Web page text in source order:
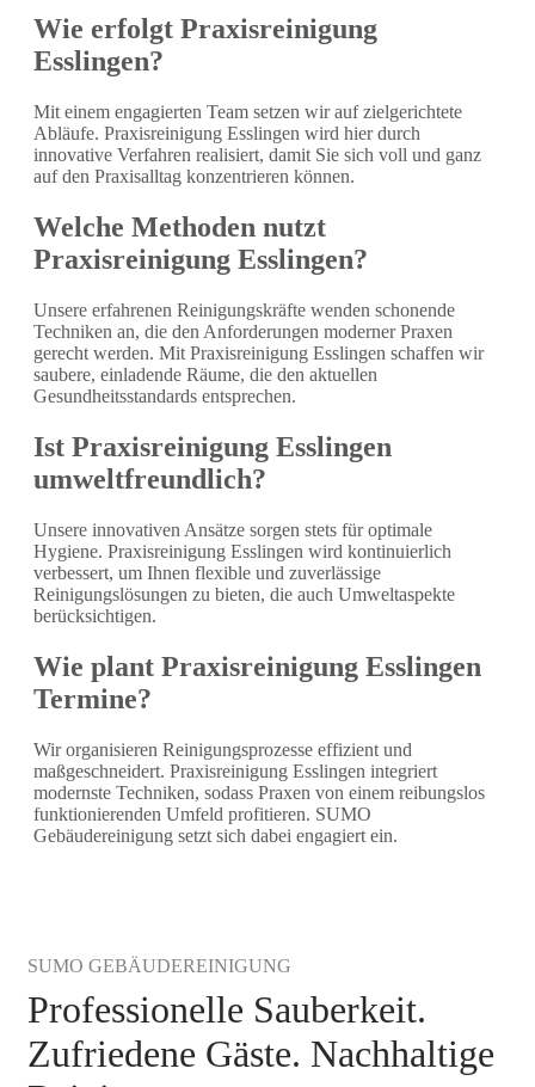
Wie erfolgt Praxisreinigung
Esslingen?
Mit einem engagierten Team setzen wir auf zielgerichtete
Abläufe. Praxisreinigung Esslingen wird hier durch
innovative Verfahren realisiert, damit Sie sich voll und ganz
auf den Praxisalltag konzentrieren können.
Welche Methoden nutzt
Praxisreinigung Esslingen?
Unsere erfahrenen Reinigungskräfte wenden schonende
Techniken an, die den Anforderungen moderner Praxen
gerecht werden. Mit Praxisreinigung Esslingen schaffen wir
saubere, einladende Räume, die den aktuellen
Gesundheitsstandards entsprechen.
Ist Praxisreinigung Esslingen
umweltfreundlich?
Unsere innovativen Ansätze sorgen stets für optimale
Hygiene. Praxisreinigung Esslingen wird kontinuierlich
verbessert, um Ihnen flexible und zuverlässige
Reinigungslösungen zu bieten, die auch Umweltaspekte
berücksichtigen.
Wie plant Praxisreinigung Esslingen
Termine?
Wir organisieren Reinigungsprozesse effizient und
maßgeschneidert. Praxisreinigung Esslingen integriert
modernste Techniken, sodass Praxen von einem reibungslos
funktionierenden Umfeld profitieren. SUMO
Gebäudereinigung setzt sich dabei engagiert ein.
SUMO GEBÄUDEREINIGUNG
Professionelle Sauberkeit.
Zufriedene Gäste. Nachhaltige